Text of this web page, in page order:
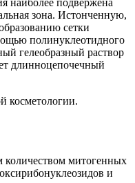
наиболее подвержена
зона. Истонченную,
сетки
полинуклеотидного
гелеобразный раствор
длинноцепочечный
количеством митогенных
и